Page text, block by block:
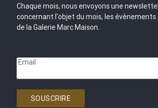
Chaque mois, nous envoyons une
concernant l'objet du mois, les
de la Galerie Marc Maison.
Email
SOUSCRIRE